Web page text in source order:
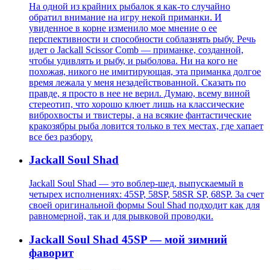
На одной из крайних рыбалок я как-то случайно
обратил внимание на игру некой приманки. И
увиденное в корне изменило мое мнение о ее
перспективности и способности соблазнять рыбу. Речь
идет о Jackall Scissor Comb — приманке, созданной,
чтобы удивлять и рыбу, и рыболова. Ни на кого не
похожая, никого не имитирующая, эта приманка долгое
время лежала у меня незадействованной. Сказать по
правде, я просто в нее не верил. Думаю, всему виной
стереотип, что хорошо клюет лишь на классические
виброхвосты и твистеры, а на всякие фантастические
кракозябры рыба ловится только в тех местах, где хапает
все без разбору.
Jackall Soul Shad
Jackall Soul Shad — это воблер-шед, выпускаемый в
четырех исполнениях: 45SP, 58SP, 58SR SP, 68SP. За счет
своей оригинальной формы Soul Shad подходит как для
равномерной, так и для рывковой проводки.
Jackall Soul Shad 45SP — мой зимний
фаворит